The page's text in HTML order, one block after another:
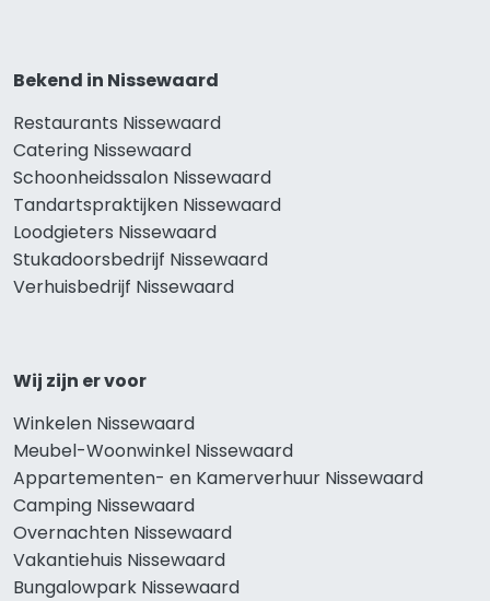
Bekend in Nissewaard
Restaurants Nissewaard
Catering Nissewaard
Schoonheidssalon Nissewaard
Tandartspraktijken Nissewaard
Loodgieters Nissewaard
Stukadoorsbedrijf Nissewaard
Verhuisbedrijf Nissewaard
Wij zijn er voor
Winkelen Nissewaard
Meubel-Woonwinkel Nissewaard
Appartementen- en Kamerverhuur Nissewaard
Camping Nissewaard
Overnachten Nissewaard
Vakantiehuis Nissewaard
Bungalowpark Nissewaard